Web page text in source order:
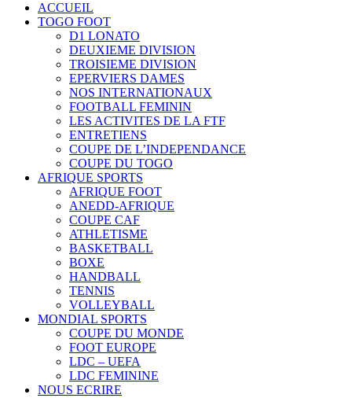
ACCUEIL
TOGO FOOT
D1 LONATO
DEUXIEME DIVISION
TROISIEME DIVISION
EPERVIERS DAMES
NOS INTERNATIONAUX
FOOTBALL FEMININ
LES ACTIVITES DE LA FTF
ENTRETIENS
COUPE DE L’INDEPENDANCE
COUPE DU TOGO
AFRIQUE SPORTS
AFRIQUE FOOT
ANEDD-AFRIQUE
COUPE CAF
ATHLETISME
BASKETBALL
BOXE
HANDBALL
TENNIS
VOLLEYBALL
MONDIAL SPORTS
COUPE DU MONDE
FOOT EUROPE
LDC – UEFA
LDC FEMININE
NOUS ECRIRE